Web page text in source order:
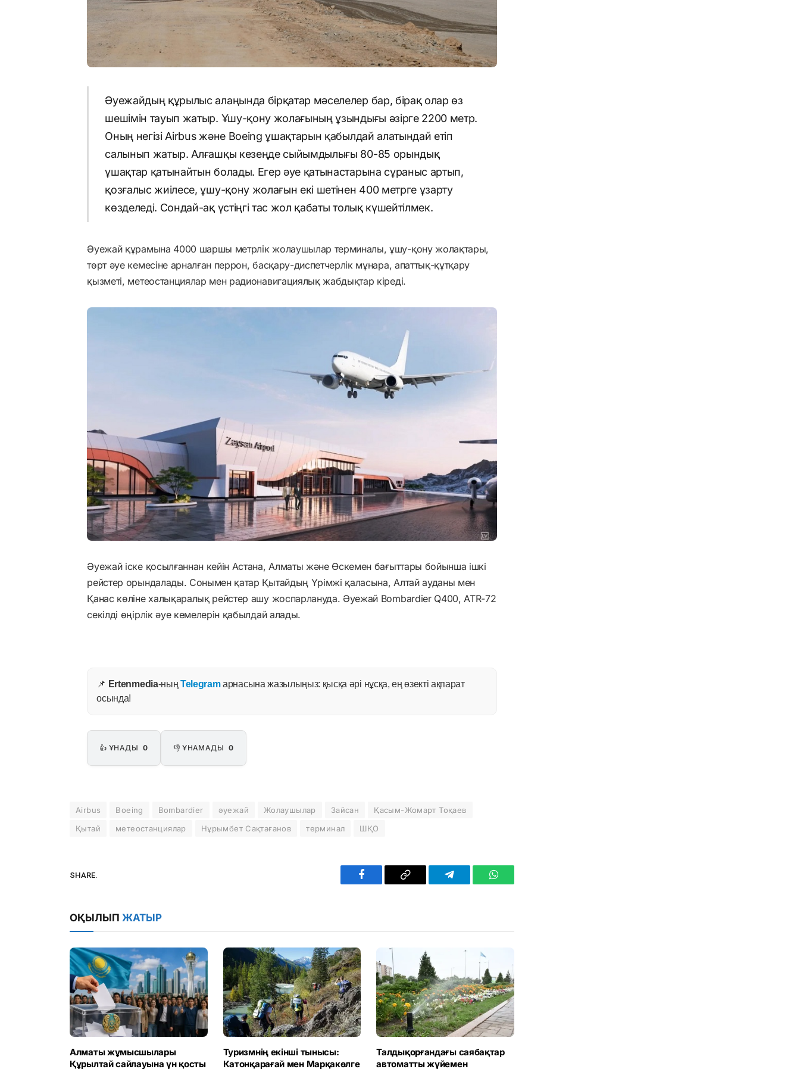
Әуежайдың құрылыс алаңында бірқатар мәселелер бар, бірақ олар өз
шешімін тауып жатыр. Ұшу-қону жолағының ұзындығы әзірге 2200 метр.
Оның негізі Airbus және Boeing ұшақтарын қабылдай алатындай етіп
салынып жатыр. Алғашқы кезеңде сыйымдылығы 80-85 орындық
ұшақтар қатынайтын болады. Егер әуе қатынастарына сұраныс артып,
қозғалыс жиілесе, ұшу-қону жолағын екі шетінен 400 метрге ұзарту
көзделеді. Сондай-ақ үстіңгі тас жол қабаты толық күшейтілмек.
Әуежай құрамына 4000 шаршы метрлік жолаушылар терминалы, ұшу-қону жолақтары,
төрт әуе кемесіне арналған перрон, басқару-диспетчерлік мұнара, апаттық-құтқару
қызметі, метеостанциялар мен радионавигациялық жабдықтар кіреді.
Әуежай іске қосылғаннан кейін Астана, Алматы және Өскемен бағыттары бойынша ішкі
рейстер орындалады. Сонымен қатар Қытайдың Үрімжі қаласына, Алтай ауданы мен
Қанас көліне халықаралық рейстер ашу жоспарлануда. Әуежай Bombardier Q400, ATR-72
секілді өңірлік әуе кемелерін қабылдай алады.
📌 Ertenmedia-ның Telegramарнасына жазылыңыз: қысқа әрі нұсқа, ең өзекті ақпарат
осында!
👍 ҰНАДЫ 0 👎 ҰНАМАДЫ 0
Airbus Boeing Bombardier әуежай Жолаушылар Зайсан
Қасым-Жомарт Тоқаев
Қытай
метеостанциялар Нұрымбет Сақтағанов терминал ШҚО
SHARE.
Facebook Copy
Telegram WhatsApp
ОҚЫЛЫП ЖАТЫР
Алматы жұмысшылары
Құрылтай сайлауына үн қосты
Туризмнің екінші тынысы:
Катонқарағай мен Марқакөлге
Талдықорғандағы саябақтар
автоматты жүйемен